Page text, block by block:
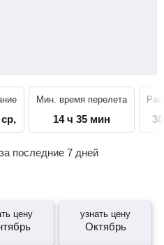
Мин. время перелета
14 ч 35 мин
последние 7 дней
цену узнать цену
Октябрь